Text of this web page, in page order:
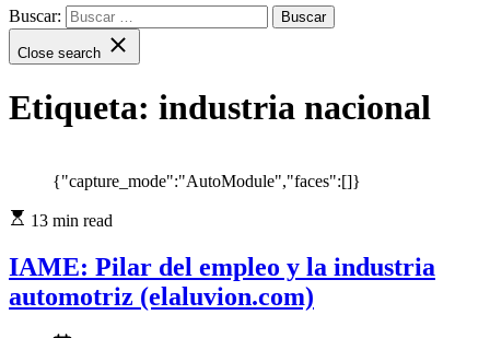
Buscar:
Close search
Etiqueta: industria nacional
{"capture_mode":"AutoModule","faces":[]}
13 min read
IAME: Pilar del empleo y la industria
automotriz (elaluvion.com)